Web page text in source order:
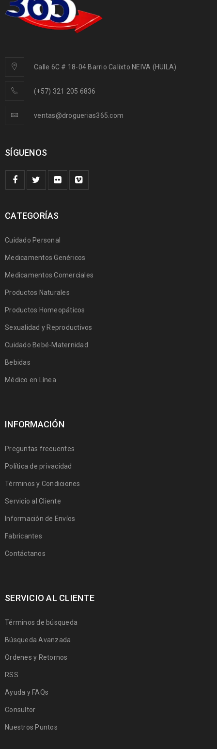
Calle 6C # 18-04 Barrio Calixto NEIVA (HUILA)
(+57) 321 205 6836
ventas@droguerias365.com
SÍGUENOS
CATEGORÍAS
Cuidado Personal
Medicamentos Genéricos
Medicamentos Comerciales
Productos Naturales
Productos Homeopáticos
Sexualidad y Reproductivos
Cuidado Bebé-Maternidad
Bebidas
Médico en Línea
INFORMACIÓN
Preguntas frecuentes
Política de privacidad
Términos y Condiciones
Servicio al Cliente
Información de Envíos
Fabricantes
Contáctanos
SERVICIO AL CLIENTE
Términos de búsqueda
Búsqueda Avanzada
Ordenes y Retornos
RSS
Ayuda y FAQs
Consultor
Nuestros Puntos